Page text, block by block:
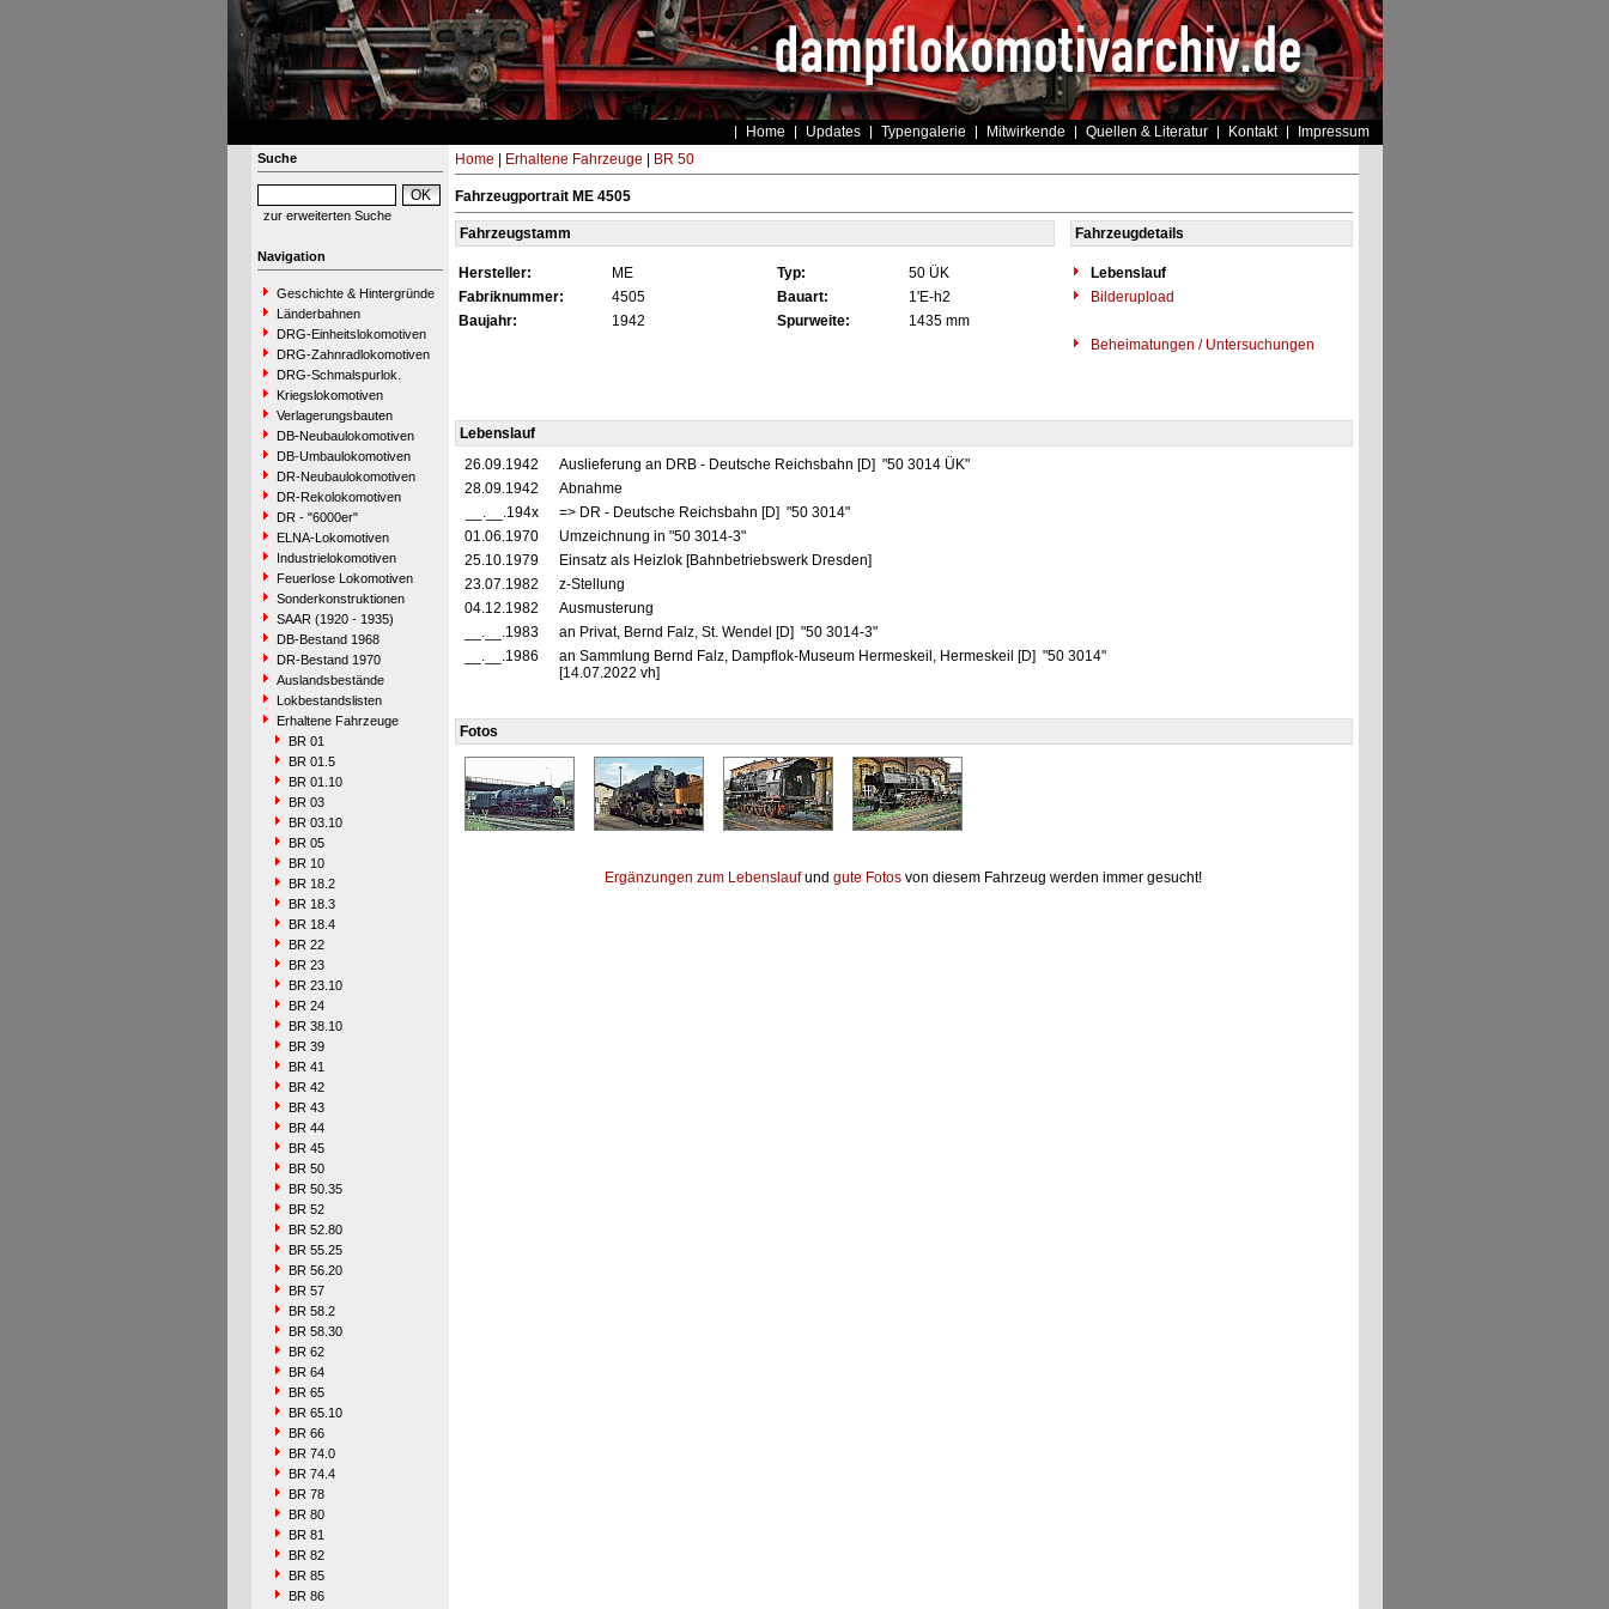
Home Updates Typengalerie Mitwirkende Quellen & Literatur Kontakt Impressum
Suche
zur erweiterten Suche
Navigation
Geschichte & Hintergründe
Länderbahnen
DRG-Einheitslokomotiven
DRG-Zahnradlokomotiven
DRG-Schmalspurlok.
Kriegslokomotiven
Verlagerungsbauten
DB-Neubaulokomotiven
DB-Umbaulokomotiven
DR-Neubaulokomotiven
DR-Rekolokomotiven
DR - "6000er"
ELNA-Lokomotiven
Industrielokomotiven
Feuerlose Lokomotiven
Sonderkonstruktionen
SAAR (1920 - 1935)
DB-Bestand 1968
DR-Bestand 1970
Auslandsbestände
Lokbestandslisten
Erhaltene Fahrzeuge
BR 01
BR 01.5
BR 01.10
BR 03
BR 03.10
BR 05
BR 10
BR 18.2
BR 18.3
BR 18.4
BR 22
BR 23
BR 23.10
BR 24
BR 38.10
BR 39
BR 41
BR 42
BR 43
BR 44
BR 45
BR 50
BR 50.35
BR 52
BR 52.80
BR 55.25
BR 56.20
BR 57
BR 58.2
BR 58.30
BR 62
BR 64
BR 65
BR 65.10
BR 66
BR 74.0
BR 74.4
BR 78
BR 80
BR 81
BR 82
BR 85
BR 86
Home Erhaltene Fahrzeuge BR 50
Fahrzeugportrait ME 4505
Fahrzeugstamm Fahrzeugdetails
Hersteller: ME Typ: 50 ÜK
Lebenslauf
Fabriknummer:
4505 Bauart: 1'E-h2
Bilderupload
Baujahr:
1942 Spurweite:
1435 mm
Beheimatungen / Untersuchungen
Lebenslauf
26.09.1942
Auslieferung an DRB - Deutsche Reichsbahn [D] "50 3014 ÜK"
28.09.1942
Abnahme
__.__.194x
=> DR - Deutsche Reichsbahn [D] "50 3014"
01.06.1970
Umzeichnung in "50 3014-3"
25.10.1979
Einsatz als Heizlok [Bahnbetriebswerk Dresden]
23.07.1982
z-Stellung
04.12.1982
Ausmusterung
__.__.1983
an Privat, Bernd Falz, St. Wendel [D] "50 3014-3"
__.__.1986
an Sammlung Bernd Falz, Dampflok-Museum Hermeskeil, Hermeskeil [D] "50 3014"
[14.07.2022 vh]
Fotos
Ergänzungen zum Lebenslaufund gute Fotos von diesem Fahrzeug werden immer gesucht!